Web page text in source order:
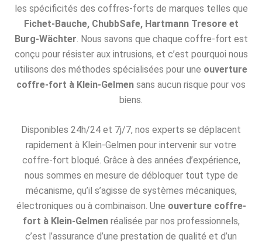
les spécificités des coffres-forts de marques telles que
Fichet-Bauche, ChubbSafe, Hartmann Tresore et
Burg-Wächter . Nous savons que chaque coffre-fort est
conçu pour résister aux intrusions, et c’est pourquoi nous
utilisons des méthodes spécialisées pour une ouverture
coffre-fort à Klein-Gelmen sans aucun risque pour vos
biens.
Disponibles 24h/24 et 7j/7, nos experts se déplacent
rapidement à Klein-Gelmen pour intervenir sur votre
coffre-fort bloqué. Grâce à des années d’expérience,
nous sommes en mesure de débloquer tout type de
mécanisme, qu’il s’agisse de systèmes mécaniques,
électroniques ou à combinaison. Une ouverture coffre-
fort à Klein-Gelmenréalisée par nos professionnels,
c’est l’assurance d’une prestation de qualité et d’un